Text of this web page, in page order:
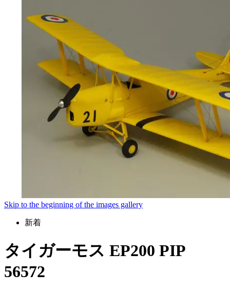
Skip to the beginning of the images gallery
新着
タイガーモス EP200 PIP
56572